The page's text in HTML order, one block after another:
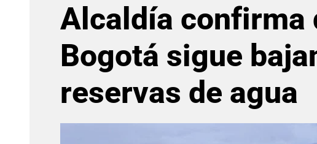
Alcaldía confirma
Bogotá sigue
reservas de agua